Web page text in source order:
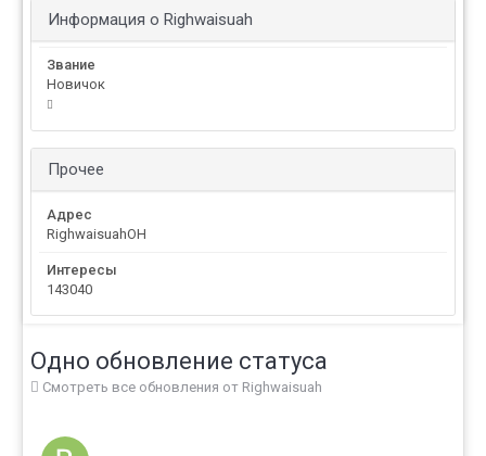
Информация о Righwaisuah
Звание
Новичок
Прочее
Адрес
RighwaisuahOH
Интересы
143040
Одно обновление статуса
Смотреть все обновления от Righwaisuah